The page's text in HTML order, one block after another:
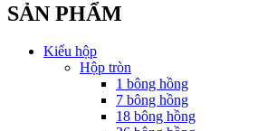
SẢN PHẨM
Kiểu hộp
Hộp tròn
1 bông hồng
7 bông hồng
18 bông hồng